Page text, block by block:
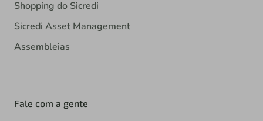
Shopping do Sicredi
Sicredi Asset Management
Assembleias
Fale com a gente